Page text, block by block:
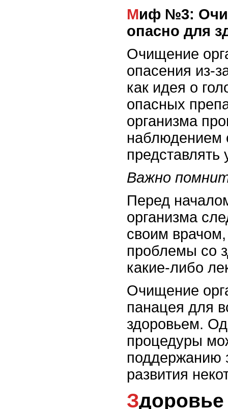
Миф №3: Очищение организма – это
опасно для
Очищение
опасения из-
как идея о
опасных
организма
наблюдением
представлять
Важно
Перед
организма
своим
проблемы со
какие-либо
Очищение
панацея для
здоровьем.
процедуры
поддержанию
развития
Здоровье и очищение: какие